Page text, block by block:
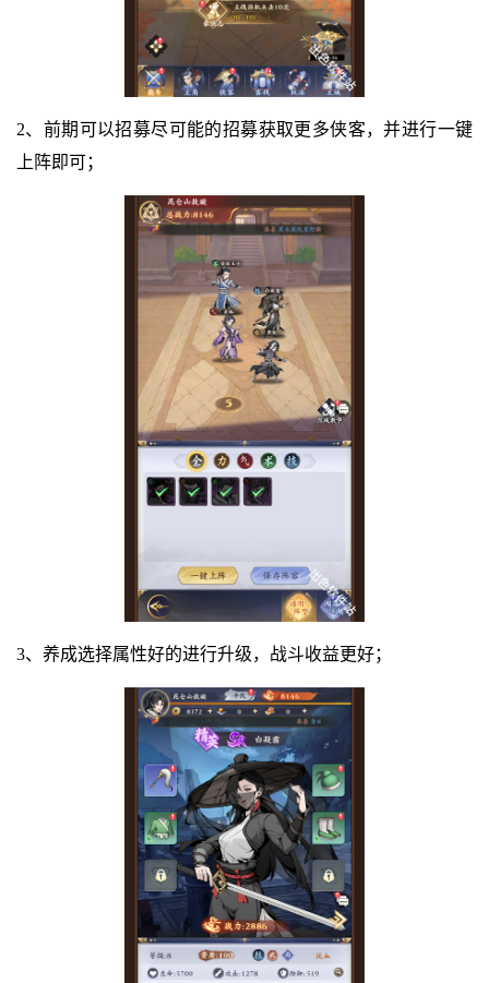
2、前期可以招募尽可能的招募获取更多侠客，并进行一键
上阵即可；
3、养成选择属性好的进行升级，战斗收益更好；